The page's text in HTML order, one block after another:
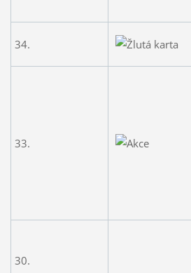
34.
33.
30.